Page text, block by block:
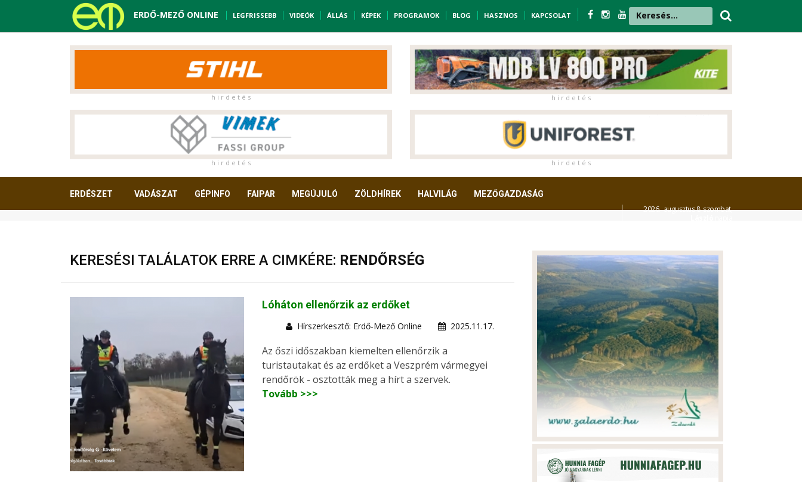
ERDŐ-MEZŐ ONLINE LEGFRISSEBB VIDEÓK ÁLLÁS KÉPEK PROGRAMOK BLOG HASZNOS KAPCSOLAT
h i r d e t é s h i r d e t é s
h i r d e t é s h i r d e t é s
ERDÉSZET VADÁSZAT GÉPINFO FAIPAR MEGÚJULÓ ZÖLDHÍREK HALVILÁG MEZŐGAZDASÁG
2026. augusztus 8. szombat,
KERESÉSI TALÁLATOK ERRE A CIMKÉRE: RENDŐRSÉG
Lóháton ellenőrzik az erdőket
Hírszerkesztő: Erdő-Mező Online 2025.11.17.
Az őszi időszakban kiemelten ellenőrzik a
turistautakat és az erdőket a Veszprém vármegyei
rendőrök - osztották meg a hírt a szervek.
Tovább >>>